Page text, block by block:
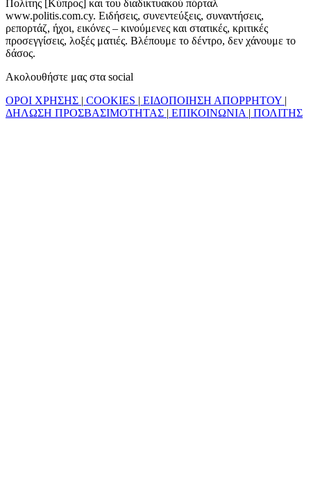
Πολίτης [Κύπρος] και του διαδικτυακού πόρταλ
www.politis.com.cy. Ειδήσεις, συνεντεύξεις, συναντήσεις,
ρεπορτάζ, ήχοι, εικόνες – κινούμενες και στατικές, κριτικές
προσεγγίσεις, λοξές ματιές. Βλέπουμε το δέντρο, δεν χάνουμε το
δάσος.
Ακολουθήστε μας στα social
ΟΡΟΙ ΧΡΗΣΗΣ | COOKIES | ΕΙΔΟΠΟΙΗΣΗ ΑΠΟΡΡΗΤΟΥ |
ΔΗΛΩΣΗ ΠΡΟΣΒΑΣΙΜΟΤΗΤΑΣ | ΕΠΙΚΟΙΝΩΝΙΑ | ΠΟΛΙΤΗΣ